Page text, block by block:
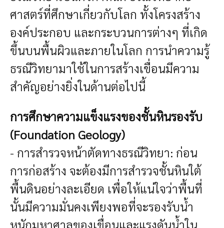
ศาสตร์ที่ศึกษาเกี่ยวกับโลก ทั้งโครงสร้าง
องค์ประกอบ และกระบวนการต่างๆ ที่เกิด
ขึ้นบนพื้นผิวและภายในโลก การนำความรู้
ธรณีวิทยามาใช้ในการสร้างเขื่อนมีความ
สำคัญอย่างยิ่งในด้านต่อไปนี้
การศึกษาความแข็งแรงของชั้นหินรองรับ
(Foundation Geology)
- การสำรวจหน้าตัดทางธรณีวิทยา: ก่อน
การก่อสร้าง จะต้องมีการสำรวจชั้นหินใต้
พื้นดินอย่างละเอียด เพื่อให้แน่ใจว่าพื้นที่
นั้นมีความมั่นคงเพียงพอที่จะรองรับน้ำ
หนักมหาศาลของเขื่อนและแรงดันน้ำใน